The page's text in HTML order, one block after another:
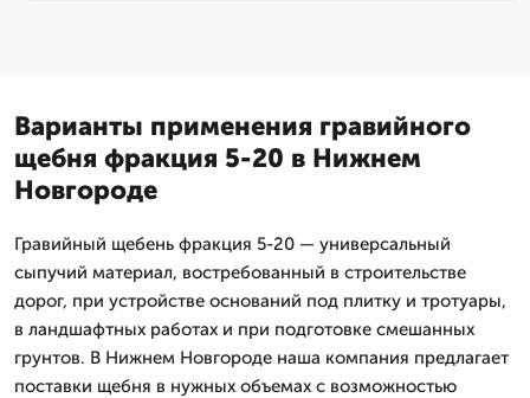
Варианты применения гравийного
щебня фракция 5-20 в Нижнем
Новгороде
Гравийный щебень фракция 5-20 — универсальный
сыпучий материал, востребованный в строительстве
дорог, при устройстве оснований под плитку и тротуары,
в ландшафтных работах и при подготовке смешанных
грунтов. В Нижнем Новгороде наша компания предлагает
поставки щебня в нужных объемах с возможностью